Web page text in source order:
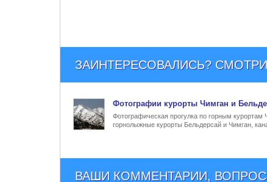
ЗАИНТЕРЕСОВАЛИСЬ?
Фотографии курорты Чимган и
Фотографическая прогулка по горным курортам
горнолыжные курорты Бельдерсай и Чимган,
ВАШИ КОММЕНТАРИИ,